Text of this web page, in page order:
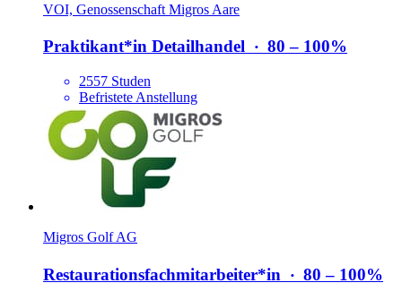
VOI, Genossenschaft Migros Aare
Praktikant*​in Detailhandel ‧ 80 – 100%
2557 Studen
Befristete Anstellung
Migros Golf AG
Restaurations­fachmitarbeiter*​in ‧ 80 – 100%